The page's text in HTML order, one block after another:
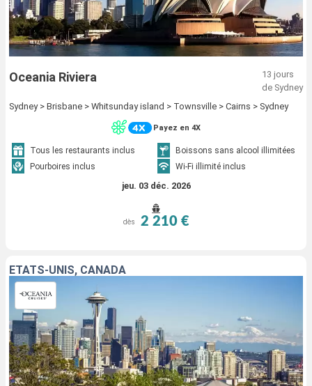
Oceania Riviera
13 jours
de Sydney
Sydney > Brisbane > Whitsunday island > Townsville > Cairns > Sydney
Payez en 4X
Tous les restaurants inclus
Boissons sans alcool illimitées
Pourboires inclus
Wi-Fi illimité inclus
jeu. 03 déc. 2026
dès 2 210 €
ÉTATS-UNIS, CANADA